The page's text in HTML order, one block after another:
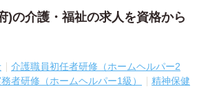
)の介護・福祉の求人を資格から
介護職員初任者研修（ホームヘルパー2
者研修（ホームヘルパー1級）
精神保健